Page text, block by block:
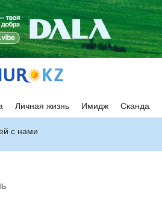
Личная жизнь Имидж Скандалы
с нами